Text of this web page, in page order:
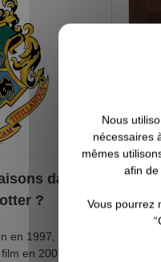
dans la
?
en 1997, et plus
en 2001, le
Nous
nécessaires
mêmes
afin de
Vous pourrez